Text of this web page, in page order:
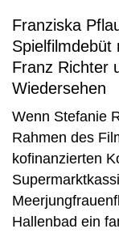
Franziska
Spielfilmdebüt
Franz Richter
Wiedersehen
Wenn Stefanie
Rahmen des
kofinanzierten
Hallenbad ein